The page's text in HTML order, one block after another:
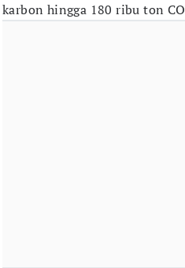
karbon hingga 180 ribu ton